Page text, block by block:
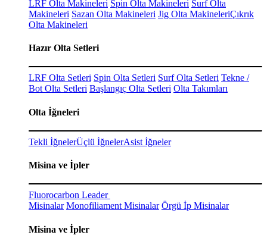
LRF Olta Makineleri Spin Olta Makineleri Surf Olta
Makineleri Sazan Olta Makineleri Jig Olta MakineleriÇıkrık
Olta Makineleri
Hazır Olta Setleri
LRF Olta Setleri Spin Olta Setleri Surf Olta Setleri Tekne /
Bot Olta Setleri Başlangıç Olta Setleri Olta Takımları
Olta İğneleri
Tekli İğnelerÜçlü İğnelerAsist İğneler
Misina ve İpler
Fluorocarbon Leader
Misinalar Monofiliament Misinalar Örgü İp Misinalar
Misina ve İpler